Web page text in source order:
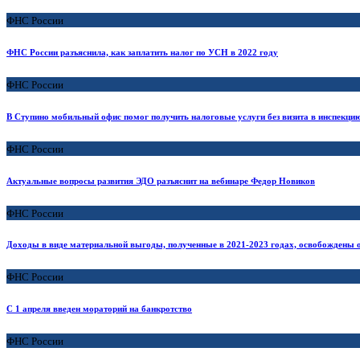
ФНС России
ФНС России разъяснила, как заплатить налог по УСН в 2022 году
ФНС России
В Ступино мобильный офис помог получить налоговые услуги без визита в
ФНС России
Актуальные вопросы развития ЭДО разъяснит на вебинаре Федор Новиков
ФНС России
Доходы в виде материальной выгоды, полученные в 2021-2023 годах,
ФНС России
С 1 апреля введен мораторий на банкротство
ФНС России